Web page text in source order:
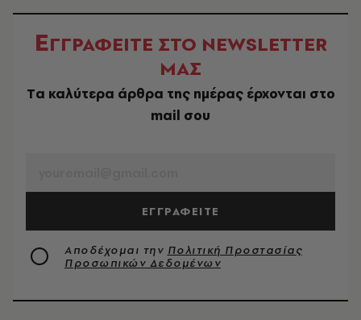
ΕΓΓΡΑΦΕΙΤΕ ΣΤΟ NEWSLETTER
ΜΑΣ
Tα καλύτερα άρθρα της ημέρας έρχονται στο
mail σου
ΕΓΓΡΑΦΕΙΤΕ
Αποδέχομαι την Πολιτική Προστασίας
Προσωπικών Δεδομένων